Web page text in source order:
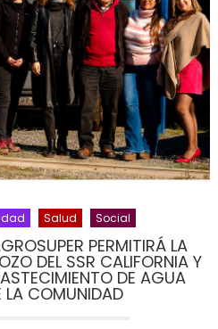
Salud Social
PERMITIRÁ LA
DEL SSR CALIFORNIA Y
DE AGUA
LA COMUNIDAD